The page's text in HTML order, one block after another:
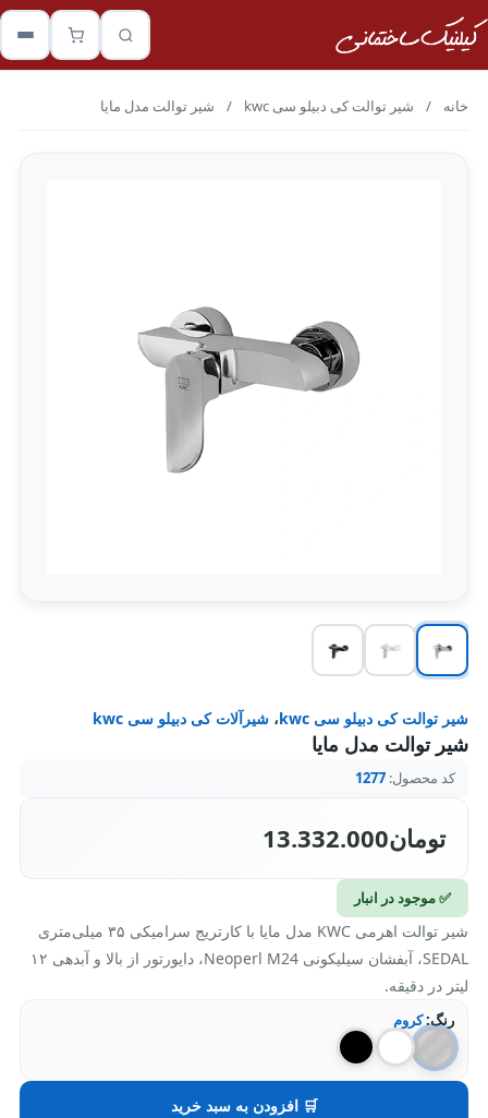
خانه / شیر توالت کی دبیلو سی kwc / شیر توالت مدل مایا
شیر توالت کی دبیلو سی kwc ، شیرآلات کی دبیلو سی kwc
شیر توالت مدل مایا
کد محصول: 1277
تومان13.332.000
✅ موجود در انبار
شیر توالت اهرمی KWC مدل مایا با کارتریج سرامیکی ۳۵ میلی‌متری
SEDAL، آبفشان سیلیکونی Neoperl M24، دایورتور از بالا و آبدهی ۱۲
لیتر در دقیقه.
رنگ:کروم
🛒 افزودن به سبد خرید